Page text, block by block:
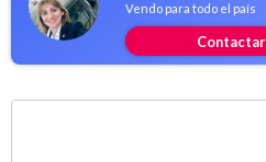
Vendo para todo el país
Contactar